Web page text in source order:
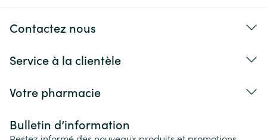
Contactez nous
Service à la clientèle
Votre pharmacie
Bulletin d’information